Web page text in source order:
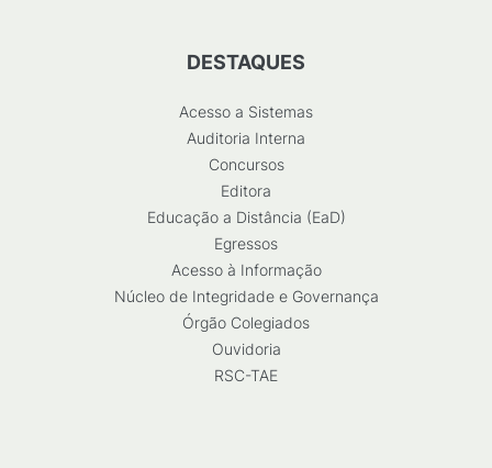
DESTAQUES
Acesso a Sistemas
Auditoria Interna
Concursos
Editora
Educação a Distância (EaD)
Egressos
Acesso à Informação
Núcleo de Integridade e Governança
Órgão Colegiados
Ouvidoria
RSC-TAE